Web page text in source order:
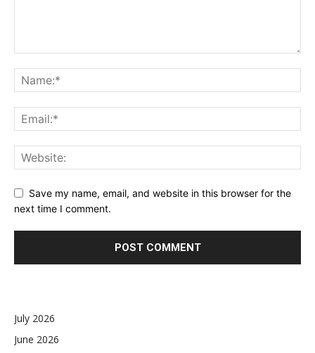
Save my name, email, and website in this browser for the
next time I comment.
July 2026
June 2026